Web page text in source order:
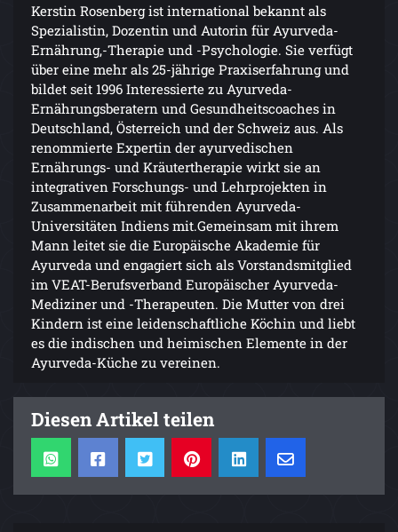
Kerstin Rosenberg ist international bekannt als
Spezialistin, Dozentin und Autorin für Ayurveda-
Ernährung,-Therapie und -Psychologie. Sie verfügt
über eine mehr als 25-jährige Praxiserfahrung und
bildet seit 1996 Interessierte zu Ayurveda-
Ernährungsberatern und Gesundheitscoaches in
Deutschland, Österreich und der Schweiz aus. Als
renommierte Expertin der ayurvedischen
Ernährungs- und Kräutertherapie wirkt sie an
integrativen Forschungs- und Lehrprojekten in
Zusammenarbeit mit führenden Ayurveda-
Universitäten Indiens mit.Gemeinsam mit ihrem
Mann leitet sie die Europäische Akademie für
Ayurveda und engagiert sich als Vorstandsmitglied
im VEAT-Berufsverband Europäischer Ayurveda-
Mediziner und -Therapeuten. Die Mutter von drei
Kindern ist eine leidenschaftliche Köchin und liebt
es die indischen und heimischen Elemente in der
Ayurveda-Küche zu vereinen.
Diesen Artikel teilen